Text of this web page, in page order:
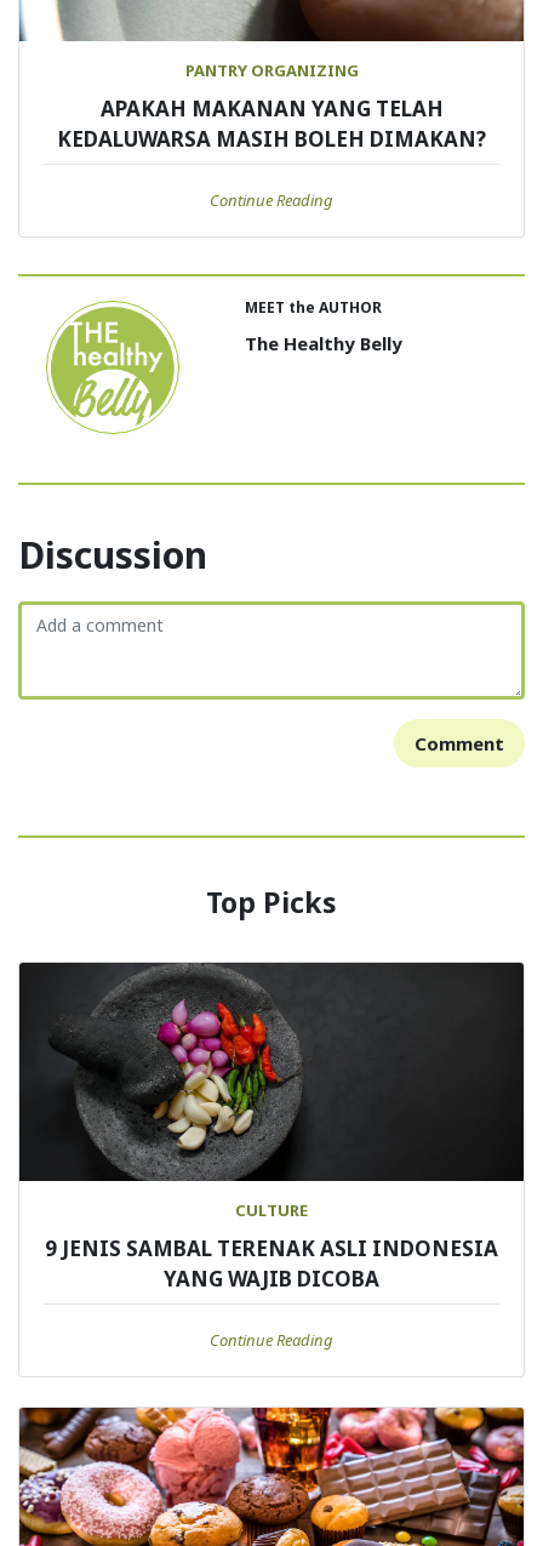
PANTRY ORGANIZING
APAKAH MAKANAN YANG TELAH
KEDALUWARSA MASIH BOLEH DIMAKAN?
Continue Reading
MEET the AUTHOR
The Healthy Belly
Discussion
Comment
Top Picks
CULTURE
9 JENIS SAMBAL TERENAK ASLI INDONESIA
YANG WAJIB DICOBA
Continue Reading